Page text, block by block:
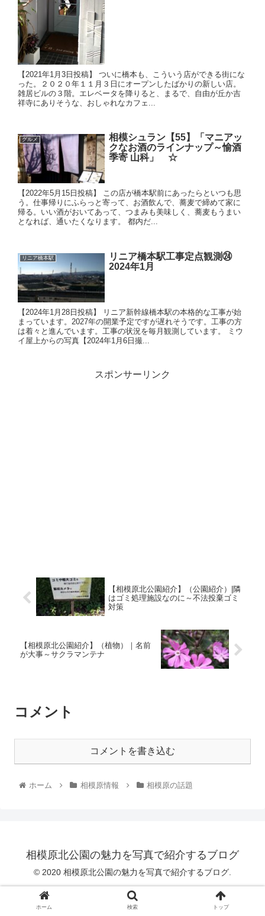
【2021年1月3日投稿】 ついに橋本も、こういう店ができる街にな
った。２０２０年１１月３日にオープンしたばかりの新しい店。
雑居ビルの３階。エレベータを降りると、まるで、自由が丘か吉
祥寺にありそうな、おしゃれなカフェ...
グルメ
相模シュラン【55】「マニアッ
クなお酒のラインナップ～愉酒
季寄 山科」 ☆
【2022年5月15日投稿】 この店が橋本駅前にあったらといつも思
う。仕事帰りにふらっと寄って、お酒飲んで、蕎麦で締めて家に
帰る。いい酒がおいてあって、つまみも美味しく、蕎麦もうまい
となれば、通いたくなります。 都内だ...
リニア橋本駅
リニア橋本駅工事定点観測㉔
2024年1月
【2024年1月28日投稿】 リニア新幹線橋本駅の本格的な工事が始
まっています。2027年の開業予定ですが遅れそうです。工事の方
は着々と進んでいます。工事の状況を毎月観測しています。 ミウ
イ屋上からの写真【2024年1月6日撮...
スポンサーリンク
【相模原北公園紹介】（公園紹介）|隣
はゴミ処理施設なのに～不法投棄ゴミ
対策
【相模原北公園紹介】（植物）｜名前
が大事～サクラマンテナ
コメント
コメントを書き込む
ホーム 相模原情報 相模原の話題
相模原北公園の魅力を写真で紹介するブログ
© 2020 相模原北公園の魅力を写真で紹介するブログ.
ホーム 検索 トップ